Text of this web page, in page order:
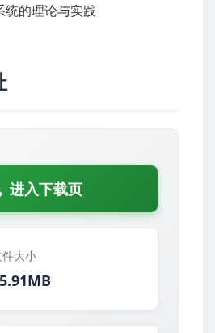
进入下载页
大小